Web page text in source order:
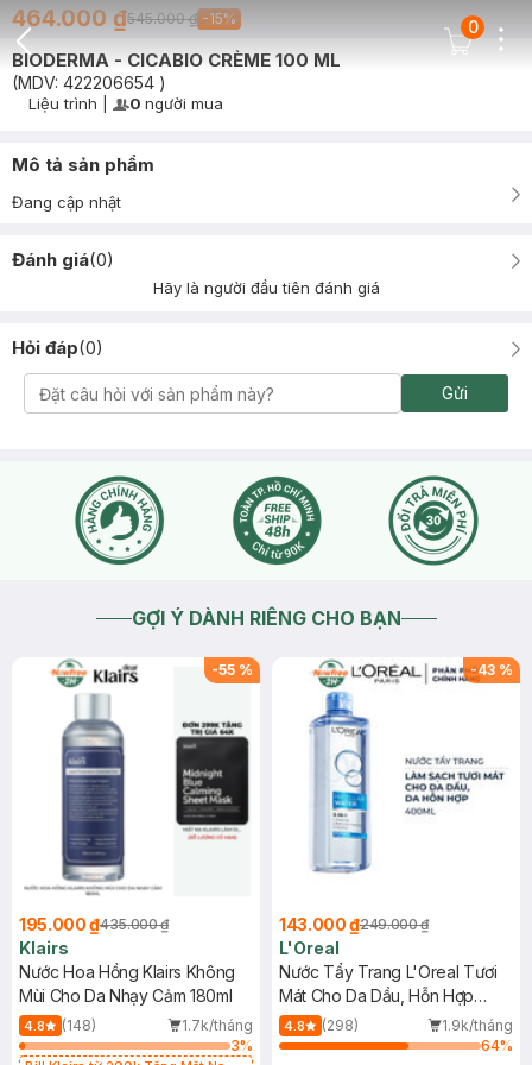
Back Icon
Cart Icon
0
464.000 ₫545.000 ₫ -15%
BIODERMA - CICABIO CRÈME 100 ML
(MDV: 422206654 )
Timer Gray Icon
Liệu trình User Product Icon
0 người mua
Mô tả sản phẩm
Đang cập nhật
Đánh giá(0)
Hãy là người đầu tiên đánh giá
Hỏi đáp(0)
Gửi
GỢI Ý DÀNH RIÊNG CHO BẠN
-55 %
195.000 ₫435.000 ₫
Klairs
Nước Hoa Hồng Klairs Không
Mùi Cho Da Nhạy Cảm 180ml
4.8 (148)
1.7k/tháng
3%
-43 %
143.000 ₫249.000 ₫
L'Oreal
Nước Tẩy Trang L'Oreal Tươi
Mát Cho Da Dầu, Hỗn Hợp
400ml
4.8 (298)
1.9k/tháng
64%